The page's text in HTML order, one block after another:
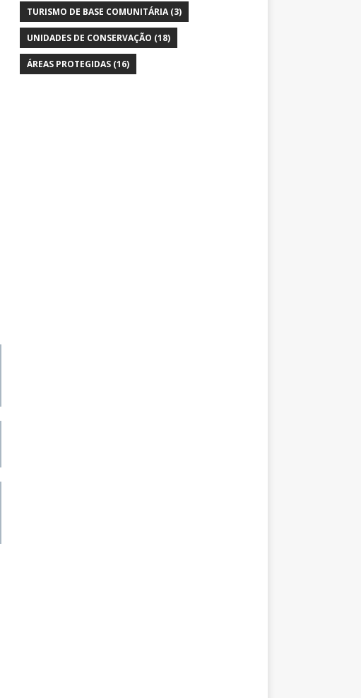
TURISMO DE BASE COMUNITÁRIA(3)
UNIDADES DE CONSERVAÇÃO (18)
ÁREAS PROTEGIDAS(16)